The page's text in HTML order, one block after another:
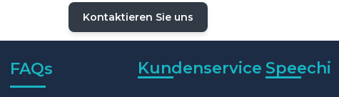
hoch ist der Preis für
Tafeln in der Schule
Kontaktieren Sie uns
FAQs Kundenservice Speechi